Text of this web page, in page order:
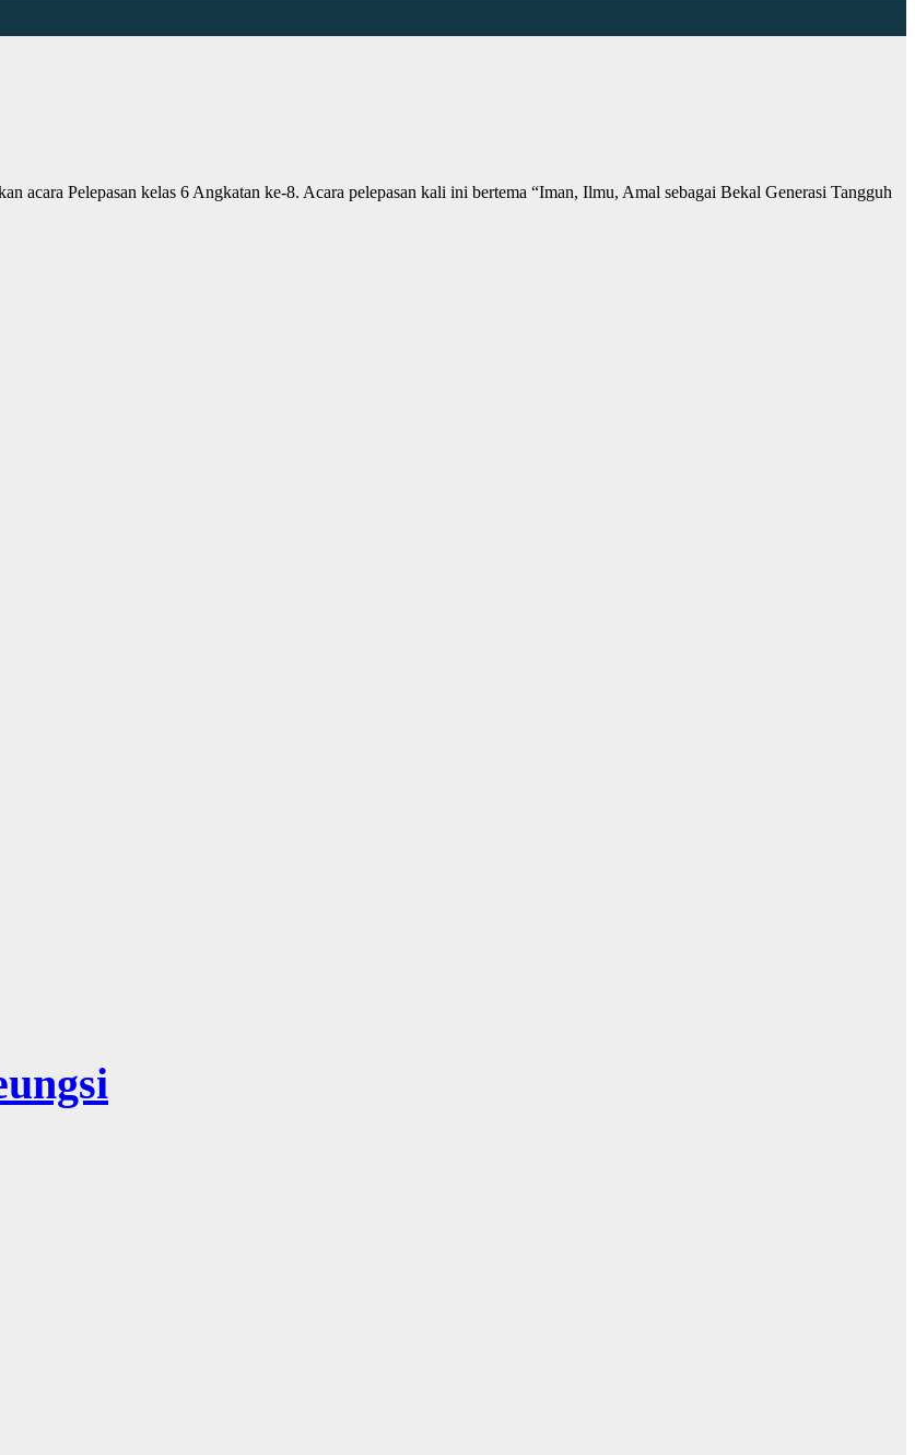
acara Pelepasan kelas 6 Angkatan ke-8. Acara pelepasan kali ini bertema “Iman, Ilmu, Amal sebagai Bekal Generasi Tangguh